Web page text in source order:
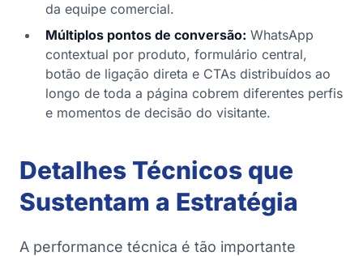
da equipe comercial.
Múltiplos pontos de conversão: WhatsApp
contextual por produto, formulário central,
botão de ligação direta e CTAs distribuídos ao
longo de toda a página cobrem diferentes perfis
e momentos de decisão do visitante.
Detalhes Técnicos que
Sustentam a Estratégia
A performance técnica é tão importante